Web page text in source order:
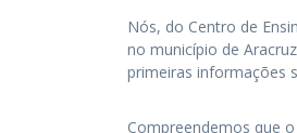
Nós, do Centro de
no município de
primeiras informações
Compreendemos que